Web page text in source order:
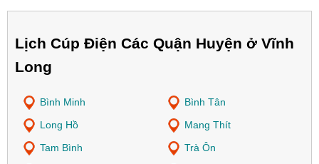
Lịch Cúp Điện Các Quận Huyện ở Vĩnh
Long
Bình Minh
Bình Tân
Long Hồ
Mang Thít
Tam Bình
Trà Ôn